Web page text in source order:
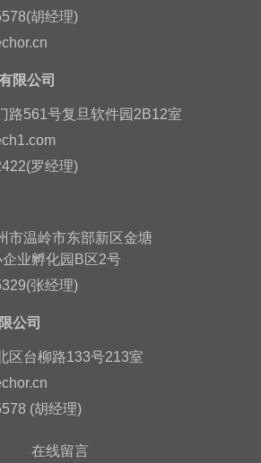
在线留言
胡经理)
限公司
路561号复旦软件园2B12室
罗经理)
市温岭市东部新区金塘
业孵化园B区2号
张经理)
公司
区台柳路133号213室
(胡经理)